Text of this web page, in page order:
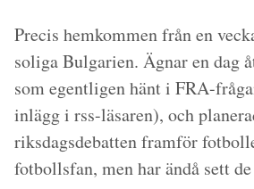
Precis hemkommen från en
soliga Bulgarien. Ägnar en dag
som egentligen hänt i FRA-
inlägg i rss-läsaren), och
riksdagsdebatten framför
fotbollsfan, men har ändå sett